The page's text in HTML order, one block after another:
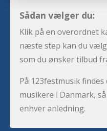
Sådan vælger du:
Klik på en overordnet
næste step kan du
som du ønsker tilbud
På 123festmusik
musikere i Danmark,
enhver anledning.